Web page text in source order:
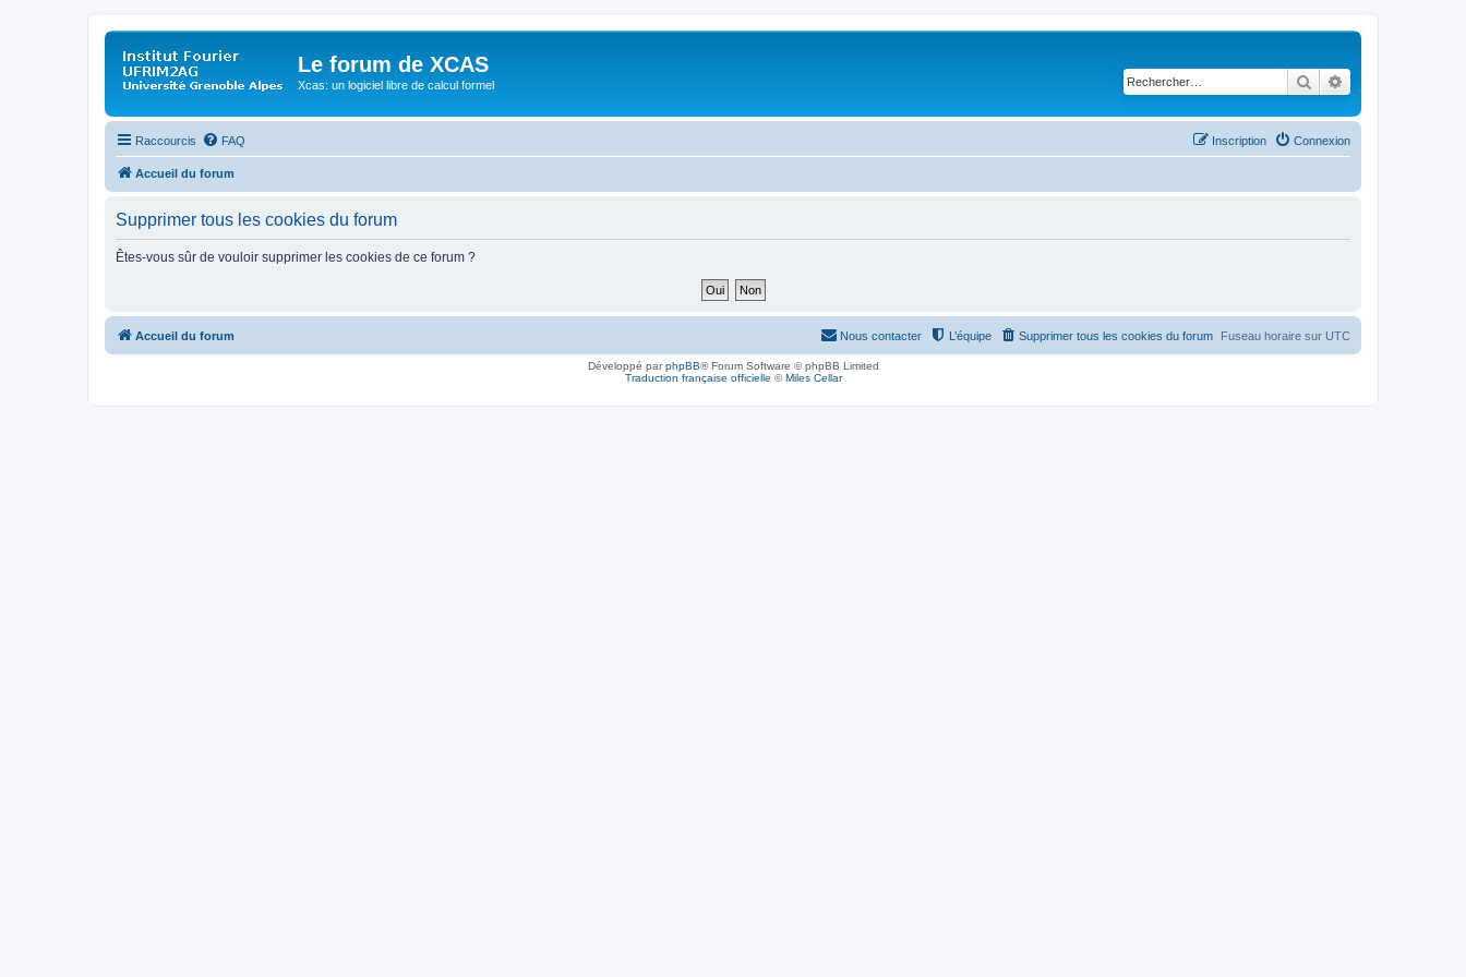
Le forum de XCAS
Xcas: un logiciel libre de calcul formel Rechercher
Raccourcis FAQ Connexion
Inscription
Accueil du forum
Supprimer tous les cookies du forum
Êtes-vous sûr de vouloir supprimer les cookies de ce forum ?
Accueil du forum Fuseau horaire sur UTC
Supprimer tous les cookies du forum
L’équipe
Nous contacter
Développé parphpBB® Forum Software © phpBB Limited
Traduction française officielle ©Miles Cellar